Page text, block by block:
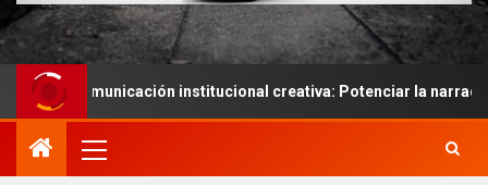
una comunicación institucional creativa: Potenciar la narración de